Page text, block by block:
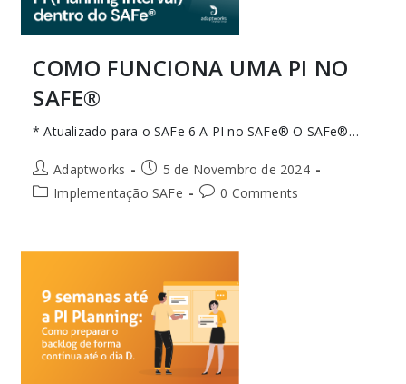
COMO FUNCIONA UMA PI NO
SAFE®
* Atualizado para o SAFe 6 A PI no SAFe® O SAFe®…
Adaptworks
5 de Novembro de 2024
Implementação SAFe
0 Comments